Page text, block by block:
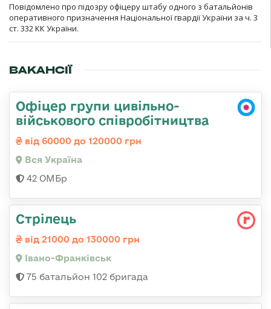
Повідомлено про підозру офіцеру штабу одного з батальйонів
оперативного призначення Національної гвардії України за ч. 3
ст. 332 КК України.
ВАКАНСІЇ
Офіцер групи цивільно-
військового співробітництва
від 60000 до 120000 грн
Вся Україна
42 ОМБр
Стрілець
від 21000 до 130000 грн
Івано-Франківськ
75 батальйон 102 бригада